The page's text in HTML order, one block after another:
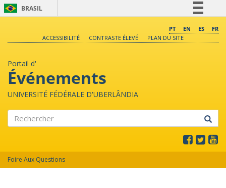
BRASIL
Comunica BR
PT EN ES
FR
ACCESSIBILITÉ
CONTRASTE ÉLEVÉ PLAN DU SITE
Portail d'
Événements
UNIVERSITÉ FÉDÉRALE D'UBERLÂNDIA
Foire Aux Questions